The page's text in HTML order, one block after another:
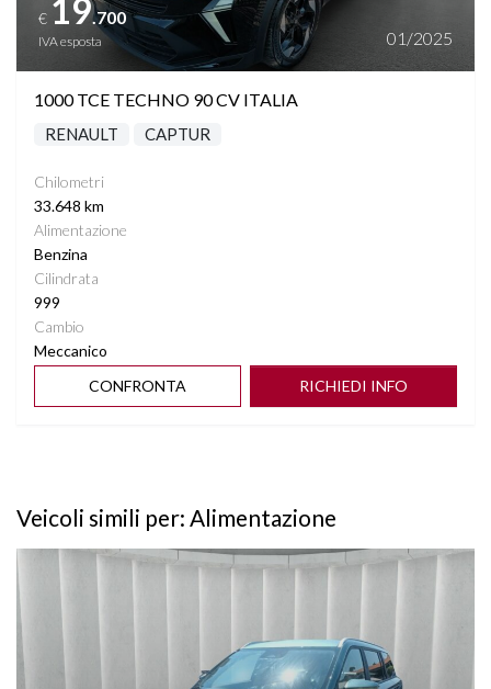
€ 19.700
IVA esposta 01/2025
1000 TCE TECHNO 90 CV ITALIA
RENAULT CAPTUR
Chilometri
33.648 km
Alimentazione
Benzina
Cilindrata
999
Cambio
Meccanico
CONFRONTA
RICHIEDI INFO
Veicoli simili per: Alimentazione
Vedi dettagli